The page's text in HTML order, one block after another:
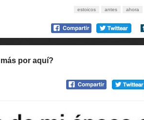
estoicos antes ahora
por aquí?